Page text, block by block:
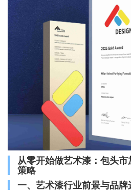
从零开始做艺术漆：包头
策略
一、艺术漆行业前景与品牌